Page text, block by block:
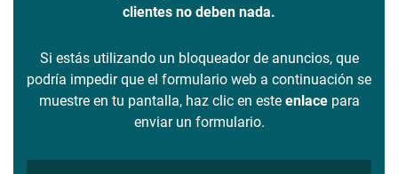
clientes no deben nada.
Si estás utilizando un bloqueador de anuncios, que
podría impedir que el formulario web a continuación se
muestre en tu pantalla, haz clic en este enlacepara
enviar un formulario.